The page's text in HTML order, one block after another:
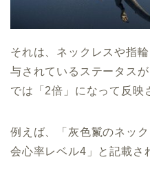
それは、ネックレスや指
与されているステータス
では「2倍」になって反映
例えば、「灰色鬣のネッ
会心率レベル4」と記載さ